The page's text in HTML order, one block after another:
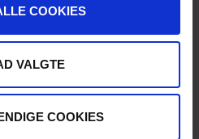
COOKIES
VALGTE
COOKIES